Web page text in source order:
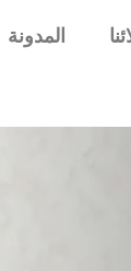
المدونة